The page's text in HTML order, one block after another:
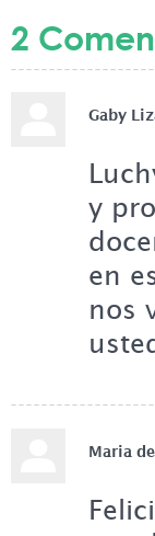
2
Gaby
y
en
nos
Maria